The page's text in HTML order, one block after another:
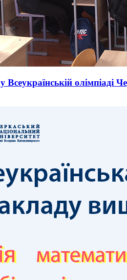
Всеукраїнській олімпіаді